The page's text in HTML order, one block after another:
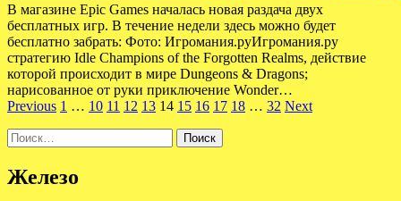
В магазине Epic Games началась новая раздача двух
бесплатных игр. В течение недели здесь можно будет
бесплатно забрать: Фото: Игромания.руИгромания.ру
стратегию Idle Champions of the Forgotten Realms, действие
которой происходит в мире Dungeons & Dragons;
нарисованное от руки приключение Wonder…
Пагинация
записей
Previous 1 … 10 11 12 13 14 15 16 17 18 … 32 Next
Найти:
Железо